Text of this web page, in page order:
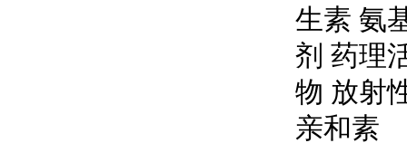
生素 氨
剂 药理
物 放射
亲和素